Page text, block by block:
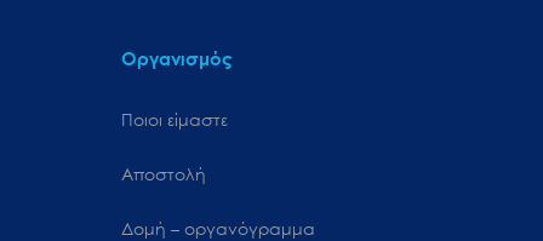
Οργανισμός
Ποιοι είμαστε
Αποστολή
Δομή – οργανόγραμμα